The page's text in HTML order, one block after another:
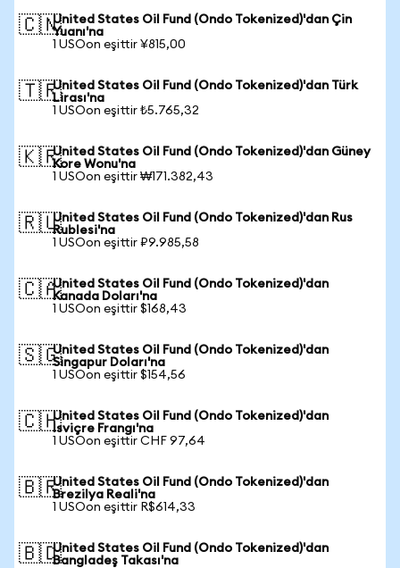
🇨🇳United States Oil Fund (Ondo Tokenized)'dan Çin
Yuanı'na
1 USOon eşittir ¥815,00
🇹🇷United States Oil Fund (Ondo Tokenized)'dan Türk
Lirası'na
1 USOon eşittir ₺5.765,32
🇰🇷United States Oil Fund (Ondo Tokenized)'dan Güney
Kore Wonu'na
1 USOon eşittir ₩171.382,43
🇷🇺United States Oil Fund (Ondo Tokenized)'dan Rus
Rublesi'na
1 USOon eşittir ₽9.985,58
🇨🇦United States Oil Fund (Ondo Tokenized)'dan
Kanada Doları'na
1 USOon eşittir $168,43
🇸🇬United States Oil Fund (Ondo Tokenized)'dan
Singapur Doları'na
1 USOon eşittir $154,56
🇨🇭United States Oil Fund (Ondo Tokenized)'dan
İsviçre Frangı'na
1 USOon eşittir CHF 97,64
🇧🇷United States Oil Fund (Ondo Tokenized)'dan
Brezilya Reali'na
1 USOon eşittir R$614,33
🇧🇩United States Oil Fund (Ondo Tokenized)'dan
Bangladeş Takası'na